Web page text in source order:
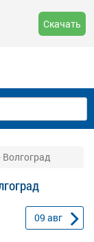
Скачать
09 авг